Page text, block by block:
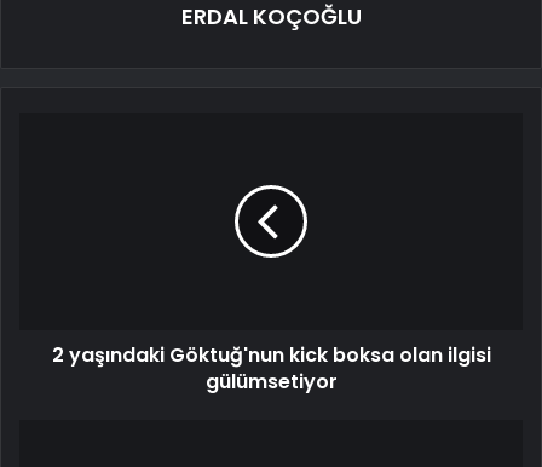
ERDAL KOÇOĞLU
2 yaşındaki Göktuğ'nun kick boksa olan ilgisi
gülümsetiyor